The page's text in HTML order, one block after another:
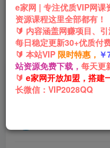
推广返利 70%
专属链接提现快
首页 网创项目 引流推广
(8601期)人工智能-
操！数十倍提升工作
e家网 | 专注优质VIP网课
资源课程这里全部都有！
🔰 内容涵盖网赚项目、
每日稳定更新30+优质付
🔰 本站VIP 限时特惠，
站资源免费下载， 每天更
🔰 e家网开放加盟，搭建
长微信：VIP2028QQ